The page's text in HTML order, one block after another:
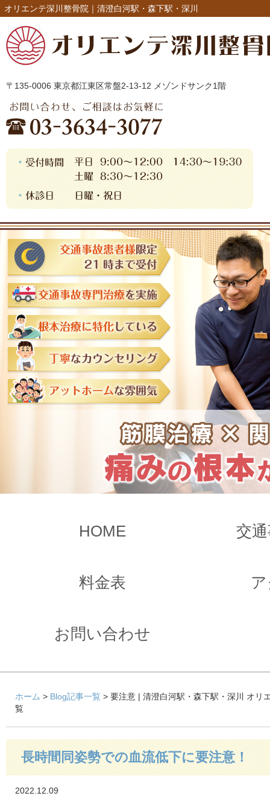
オリエンテ深川整骨院｜清澄白河駅・森下駅・深川
〒135-0006 東京都江東区常盤2-13-12 メゾンドサンク1階
HOME 交
料金表
お問い合わせ
ホーム > Blog記事一覧 > 要注意 | 清澄白河駅・森下駅・深川 オリ
覧
長時間同姿勢での血流低下に要注意！
2022.12.09